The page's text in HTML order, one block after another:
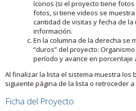
íconos (si el proyecto tiene
fotos, si tiene videos se
cantidad de visitas y fecha de
información.
En la columna de la derecha se
“duros” del proyecto:
período y avance en porcentaje
Al finalizar la lista el sistema muestra los
siguiente página de la lista o retroceder
Ficha del Proyecto